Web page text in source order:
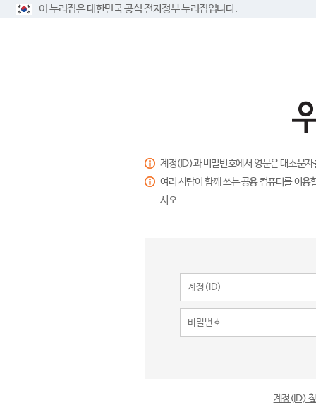
이 누리집은 대한민국 공식 전자정부 누리집입니다.
계정(ID)과 비밀번호에서 영문은 대소문
여러 사람이 함께 쓰는 공용 컴퓨터를 이
시오.
계정(ID)